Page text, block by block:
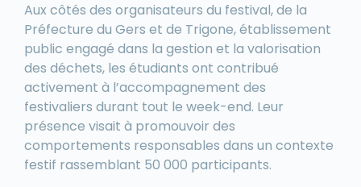
Aux côtés des organisateurs du festival, de la
Préfecture du Gers et de Trigone, établissement
public engagé dans la gestion et la valorisation
des déchets, les étudiants ont contribué
activement à l’accompagnement des
festivaliers durant tout le week-end. Leur
présence visait à promouvoir des
comportements responsables dans un contexte
festif rassemblant 50 000 participants.